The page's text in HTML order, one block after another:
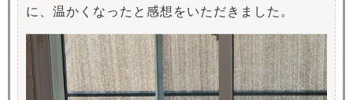
に、温かくなったと感想をいただきました。